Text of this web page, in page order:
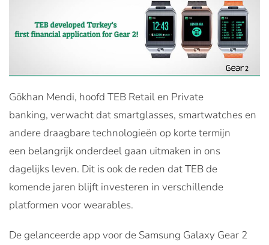
Gökhan Mendi, hoofd TEB Retail en Private
banking, verwacht dat smartglasses, smartwatches en
andere draagbare technologieën op korte termijn
een belangrijk onderdeel gaan uitmaken in ons
dagelijks leven. Dit is ook de reden dat TEB de
komende jaren blijft investeren in verschillende
platformen voor wearables.
De gelanceerde app voor de Samsung Galaxy Gear 2